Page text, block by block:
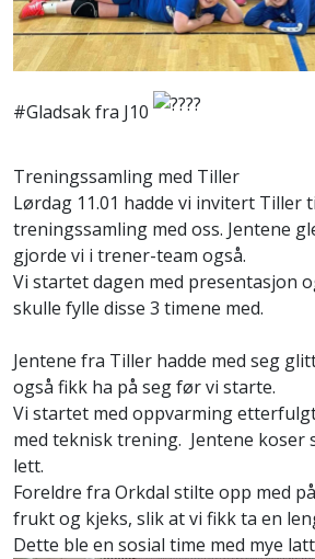
#Gladsak fra J10
Treningssamling med Tiller
Lørdag 11.01 hadde vi invitert Tiller
treningssamling med oss. Jentene
gjorde vi i trener-team også.
Vi startet dagen med presentasjon
skulle fylle disse 3 timene med.
Jentene fra Tiller hadde med seg
også fikk ha på seg før vi starte.
Vi startet med oppvarming
med teknisk trening. Jentene koser
lett.
Foreldre fra Orkdal stilte opp med
frukt og kjeks, slik at vi fikk ta en
Dette ble en sosial time med mye